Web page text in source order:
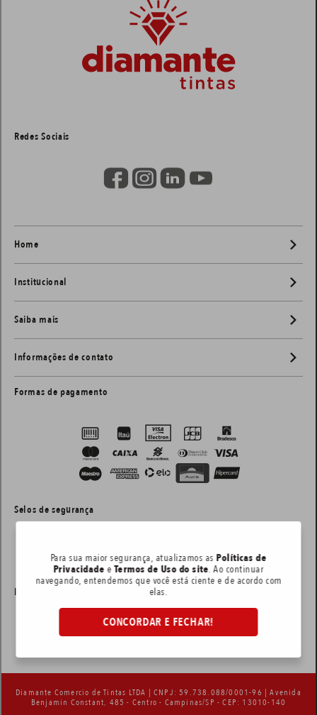
Para sua maior segurança, atualizamos as Políticas de
Privacidade eTermos de Uso do site. Ao continuar
navegando, entendemos que você está ciente e de acordo com
elas.
CONCORDAR E FECHAR!
Redes Sociais
Home
Institucional
Saiba mais
Informações de contato
Formas de pagamento
Selos de segurança
Layout e desenvolvimento:
Diamante Comercio de Tintas LTDA | CNPJ: 59.738.088/0001-96 | Avenida
Benjamin Constant, 485 - Centro - Campinas/SP - CEP: 13010-140